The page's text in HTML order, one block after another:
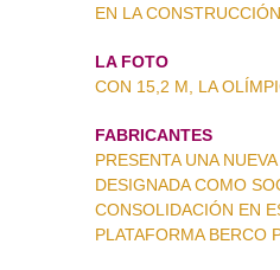
EN LA
LA FOTO
CON 15,2 M, LA
FABRICANTES
PRESENTA UNA
DESIGNADA COMO
CONSOLIDACIÓN EN
PLATAFORMA BERCO